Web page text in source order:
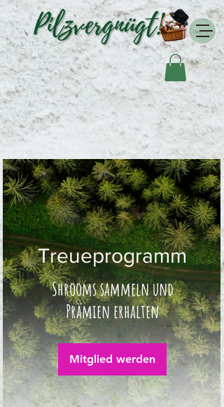
Treueprogramm
Shrooms sammeln und
Prämien erhalten
Mitglied werden